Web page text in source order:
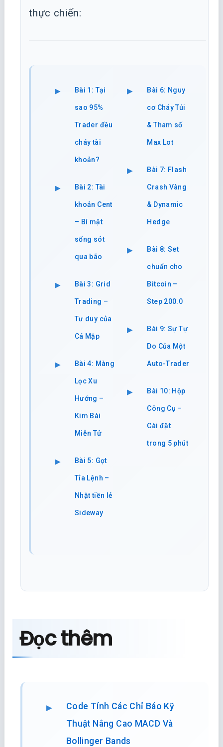
thực chiến:
Bài 1: Tại
sao 95%
Trader đều
cháy tài
khoản?
Bài 2: Tài
khoản Cent
– Bí mật
sống sót
qua bão
Bài 3: Grid
Trading –
Tư duy của
Cá Mập
Bài 4: Màng
Lọc Xu
Hướng –
Kim Bài
Miễn Tử
Bài 5: Gọt
Tỉa Lệnh –
Nhặt tiền lẻ
Sideway
Bài 6: Nguy
cơ Cháy Túi
& Tham số
Max Lot
Bài 7: Flash
Crash Vàng
& Dynamic
Hedge
Bài 8: Set
chuẩn cho
Bitcoin –
Step 200.0
Bài 9: Sự Tự
Do Của Một
Auto-Trader
Bài 10: Hộp
Công Cụ –
Cài đặt
trong 5 phút
Đọc thêm
Code Tính Các Chỉ Báo Kỹ
Thuật Nâng Cao MACD Và
Bollinger Bands